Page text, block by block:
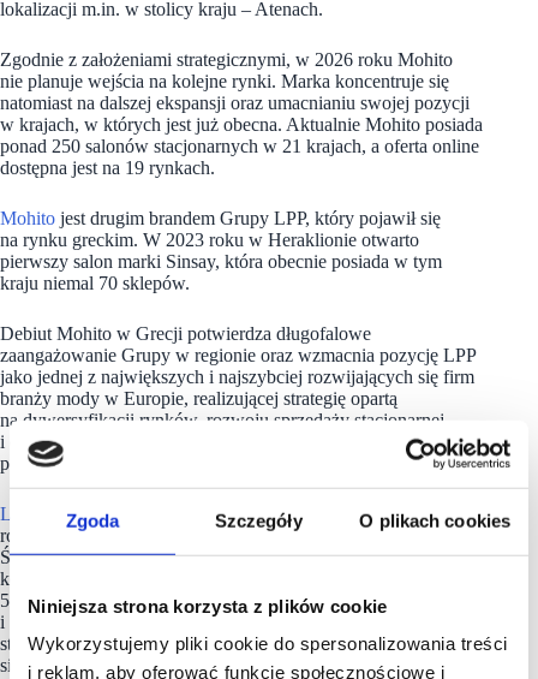
Zgoda Szczegóły O plikach cookies
Niniejsza strona korzysta z plików cookie
Wykorzystujemy pliki cookie do spersonalizowania treści
i reklam, aby oferować funkcje społecznościowe i
lokalizacji m.in. w stolicy kraju – Atenach.
Zgodnie z założeniami strategicznymi, w 2026 roku Mohito
nie planuje wejścia na kolejne rynki. Marka koncentruje się
natomiast na dalszej ekspansji oraz umacnianiu swojej pozycji
w krajach, w których jest już obecna. Aktualnie Mohito posiada
ponad 250 salonów stacjonarnych w 21 krajach, a oferta online
dostępna jest na 19 rynkach.
Mohito jest drugim brandem Grupy LPP, który pojawił się
na rynku greckim. W 2023 roku w Heraklionie otwarto
pierwszy salon marki Sinsay, która obecnie posiada w tym
kraju niemal 70 sklepów.
Debiut Mohito w Grecji potwierdza długofalowe
zaangażowanie Grupy w regionie oraz wzmacnia pozycję LPP
jako jednej z największych i najszybciej rozwijających się firm
branży mody w Europie, realizującej strategię opartą
na dywersyfikacji rynków, rozwoju sprzedaży stacjonarnej
i online oraz budowaniu silnych marek o międzynarodowym
potencjale.
LPP
jest polską firmą rodzinną, jedną z najdynamiczniej
rozwijających się w branży odzieżowej w regionie Europy
Środkowej. Od 30 lat z sukcesem projektuje i sprzedaje swoje
kolekcje i akcesoria w Polsce i za granicą. LPP zarządza
5 markami modowymi: Reserved, Cropp, House, Mohito
i Sinsay, których oferta dostępna jest dziś w sprzedaży
stacjonarnej i online na 46 rynkach na świecie. Spółka posiada
sieć ponad 3700 salonów o łącznej powierzchni przekraczającej